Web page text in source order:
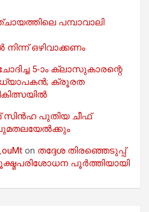
പമ്പാവാലി
ഒഴിവാക്കണം
5-ാം ക്ലാസുകാരന്റെ
ക്രൂരത
സിൻഹ പുതിയ ചീഫ്
on തദ്ദേശ തിരഞ്ഞെടുപ്പ്
പൂർത്തിയായി